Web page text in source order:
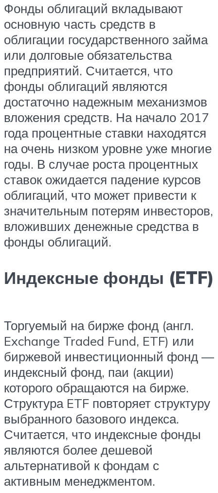
Фонды облигаций вкладывают
основную часть средств в
облигации государственного займа
или долговые обязательства
предприятий. Считается, что
фонды облигаций являются
достаточно надежным механизмов
вложения средств. На начало 2017
года процентные ставки находятся
на очень низком уровне уже многие
годы. В случае роста процентных
ставок ожидается падение курсов
облигаций, что может привести к
значительным потерям инвесторов,
вложивших денежные средства в
фонды облигаций.
Индексные фонды (ETF)
Торгуемый на бирже фонд (англ.
Exchange Traded Fund, ETF) или
биржевой инвестиционный фонд —
индексный фонд, паи (акции)
которого обращаются на бирже.
Структура ETF повторяет структуру
выбранного базового индекса.
Считается, что индексные фонды
являются более дешевой
альтернативой к фондам с
активным менеджментом.